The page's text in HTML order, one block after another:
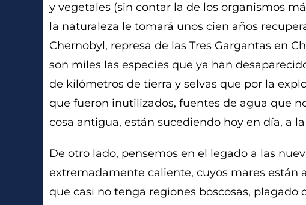
y vegetales (sin contar la de los organismos
la naturaleza le tomará unos cien años
Chernobyl, represa de las Tres Gargantas en
son miles las especies que ya han
de kilómetros de tierra y selvas que por la
que fueron inutilizados, fuentes de agua que
cosa antigua, están sucediendo hoy en día, a
De otro lado, pensemos en el legado a las
extremadamente caliente, cuyos mares están
que casi no tenga regiones boscosas, plagado